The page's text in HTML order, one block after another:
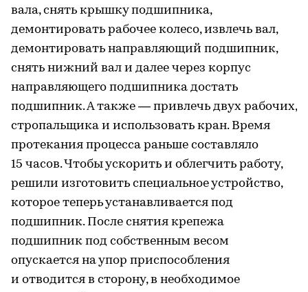
вала, снять крышку подшипника,
демонтировать рабочее колесо, извлечь вал,
демонтировать направляющий подшипник,
снять нижний вал и далее через корпус
направляющего подшипника достать
подшипник. А также — привлечь двух рабочих,
стропальщика и использовать кран. Время
протекания процесса раньше составляло
15 часов. Чтобы ускорить и облегчить работу,
решили изготовить специальное устройство,
которое теперь устанавливается под
подшипник. После снятия крепежа
подшипник под собственным весом
опускается на упор приспособления
и отводится в сторону, в необходимое